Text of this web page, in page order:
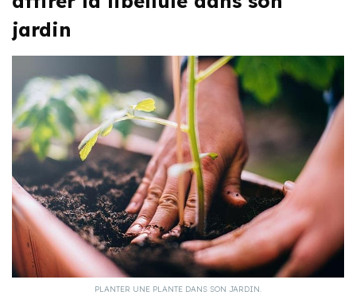
jardin
PLANTER UNE PLANTE DANS SON JARDIN.